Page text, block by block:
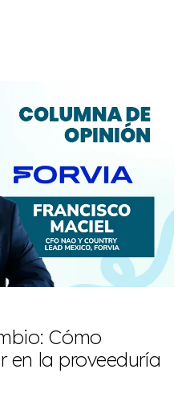
Cómo
en la proveeduría